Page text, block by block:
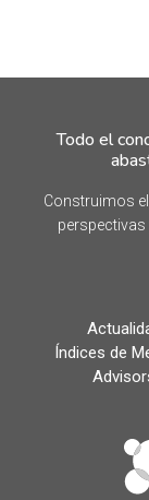
Todo el
Construimos
Índices de